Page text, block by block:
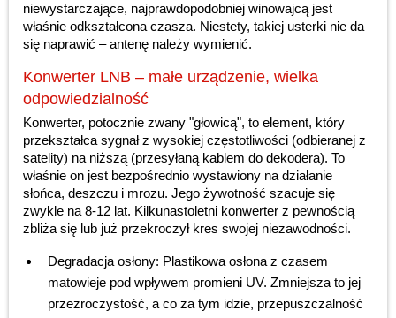
niewystarczające, najprawdopodobniej winowajcą jest
właśnie odkształcona czasza. Niestety, takiej usterki nie da
się naprawić – antenę należy wymienić.
Konwerter LNB – małe urządzenie, wielka
odpowiedzialność
Konwerter, potocznie zwany "głowicą", to element, który
przekształca sygnał z wysokiej częstotliwości (odbieranej z
satelity) na niższą (przesyłaną kablem do dekodera). To
właśnie on jest bezpośrednio wystawiony na działanie
słońca, deszczu i mrozu. Jego żywotność szacuje się
zwykle na 8-12 lat. Kilkunastoletni konwerter z pewnością
zbliża się lub już przekroczył kres swojej niezawodności.
Degradacja osłony: Plastikowa osłona z czasem
matowieje pod wpływem promieni UV. Zmniejsza to jej
przezroczystość, a co za tym idzie, przepuszczalność